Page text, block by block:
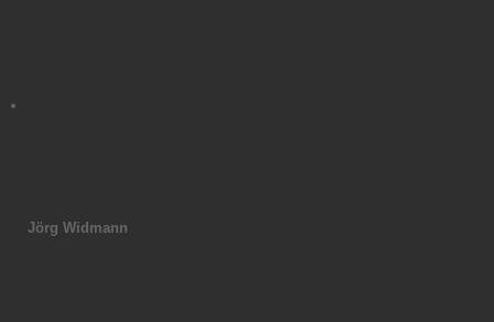
Jörg Widmann